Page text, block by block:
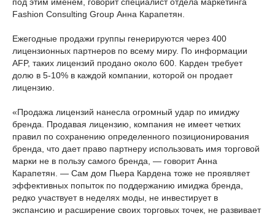
Fashion Consulting Group Анна Карапетян.
Ежегодные продажи группы генерируются через 400
лицензионных партнеров по всему миру. По информации
AFP, таких лицензий продано около 600. Карден требует
долю в 5-10% в каждой компании, которой он продает
лицензию.
«Продажа лицензий нанесла огромный удар по имиджу
бренда. Продавая лицензию, компания не имеет четких
правил по сохранению определенного позиционирования
бренда, что дает право партнеру использовать имя торговой
марки не в пользу самого бренда, — говорит Анна
Карапетян. — Сам дом Пьера Кардена тоже не проявляет
эффективных попыток по поддержанию имиджа бренда,
редко участвует в неделях моды, не инвестирует в
экспансию и расширение своих торговых точек, не развивает